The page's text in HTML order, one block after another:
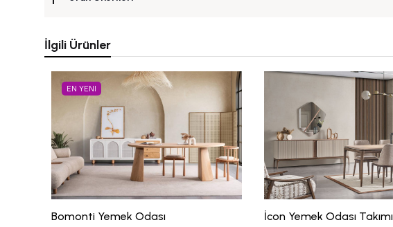
İlgili Ürünler
EN YENI
Bomonti Yemek Odası İcon Yemek Odası Takımı